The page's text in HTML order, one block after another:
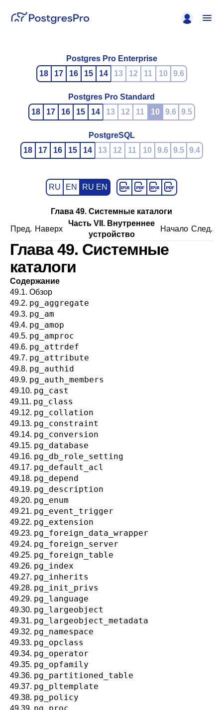
Postgres Pro Enterprise
18
17 16 15 14 13 12 11 10 9.6
Postgres Pro Standard
18
17 16 15 14 13 12 11 10 9.6 9.5
PostgreSQL
18
17 16 15 14 13 12 11 10 9.6 9.5 9.4
RU EN RU EN
Глава 49. Системные каталоги
Пред. Наверх
Часть VII. Внутреннее
устройство
Начало След.
Глава 49. Системные
каталоги
Содержание
49.1. Обзор
49.2. pg_aggregate
49.3. pg_am
49.4. pg_amop
49.5. pg_amproc
49.6. pg_attrdef
49.7. pg_attribute
49.8. pg_authid
49.9. pg_auth_members
49.10. pg_cast
49.11. pg_class
49.12. pg_collation
49.13. pg_constraint
49.14. pg_conversion
49.15. pg_database
49.16. pg_db_role_setting
49.17. pg_default_acl
49.18. pg_depend
49.19. pg_description
49.20. pg_enum
49.21. pg_event_trigger
49.22. pg_extension
49.23. pg_foreign_data_wrapper
49.24. pg_foreign_server
49.25. pg_foreign_table
49.26. pg_index
49.27. pg_inherits
49.28. pg_init_privs
49.29. pg_language
49.30. pg_largeobject
49.31. pg_largeobject_metadata
49.32. pg_namespace
49.33. pg_opclass
49.34. pg_operator
49.35. pg_opfamily
49.36. pg_partitioned_table
49.37. pg_pltemplate
49.38. pg_policy
49.39.